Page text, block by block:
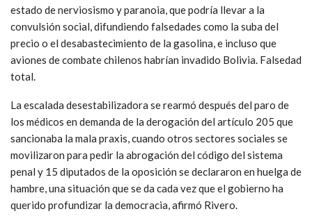
estado de nerviosismo y paranoia, que podría llevar a la
convulsión social, difundiendo falsedades como la suba del
precio o el desabastecimiento de la gasolina, e incluso que
aviones de combate chilenos habrían invadido Bolivia. Falsedad
total.
La escalada desestabilizadora se rearmó después del paro de
los médicos en demanda de la derogación del artículo 205 que
sancionaba la mala praxis, cuando otros sectores sociales se
movilizaron para pedir la abrogación del código del sistema
penal y 15 diputados de la oposición se declararon en huelga de
hambre, una situación que se da cada vez que el gobierno ha
querido profundizar la democracia, afirmó Rivero.